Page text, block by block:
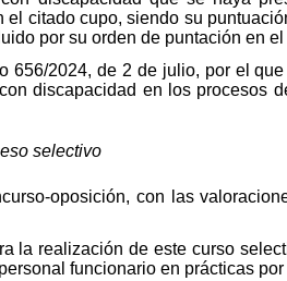
citado cupo, siendo su
por su orden de puntación en
2024, de 2 de julio, por el
discapacidad en los procesos
selectivo
oposición, con las
la realización de este curso
funcionario en prácticas